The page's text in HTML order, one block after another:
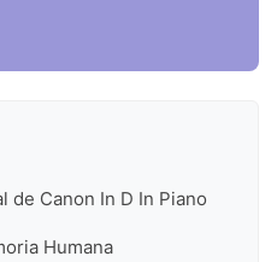
de Canon In D In Piano
Humana